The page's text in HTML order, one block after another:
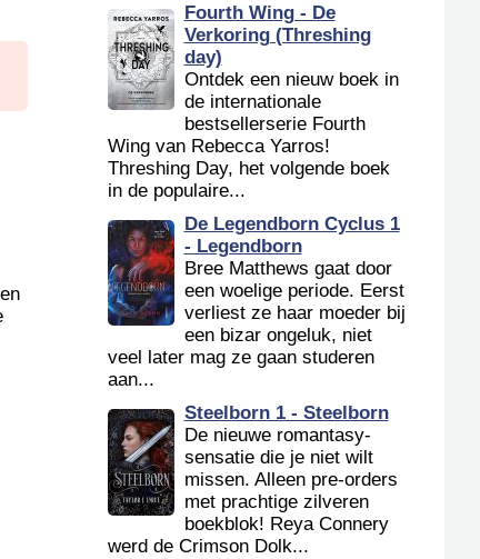
en
Fourth Wing - De
Verkoring (Threshing
day)
Ontdek een nieuw boek in
de internationale
bestsellerserie Fourth
Wing van Rebecca Yarros!
Threshing Day, het volgende boek
in de populaire...
De Legendborn Cyclus 1
- Legendborn
Bree Matthews gaat door
een woelige periode. Eerst
verliest ze haar moeder bij
een bizar ongeluk, niet
veel later mag ze gaan studeren
aan...
Steelborn 1 - Steelborn
De nieuwe romantasy-
sensatie die je niet wilt
missen. Alleen pre-orders
met prachtige zilveren
boekblok! Reya Connery
werd de Crimson Dolk...